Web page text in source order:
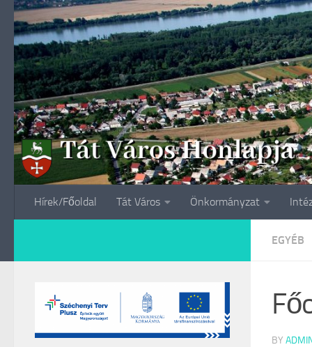
Skip to content
Hírek/Főoldal Tát Város Önkormányzat
EGYÉB
BY